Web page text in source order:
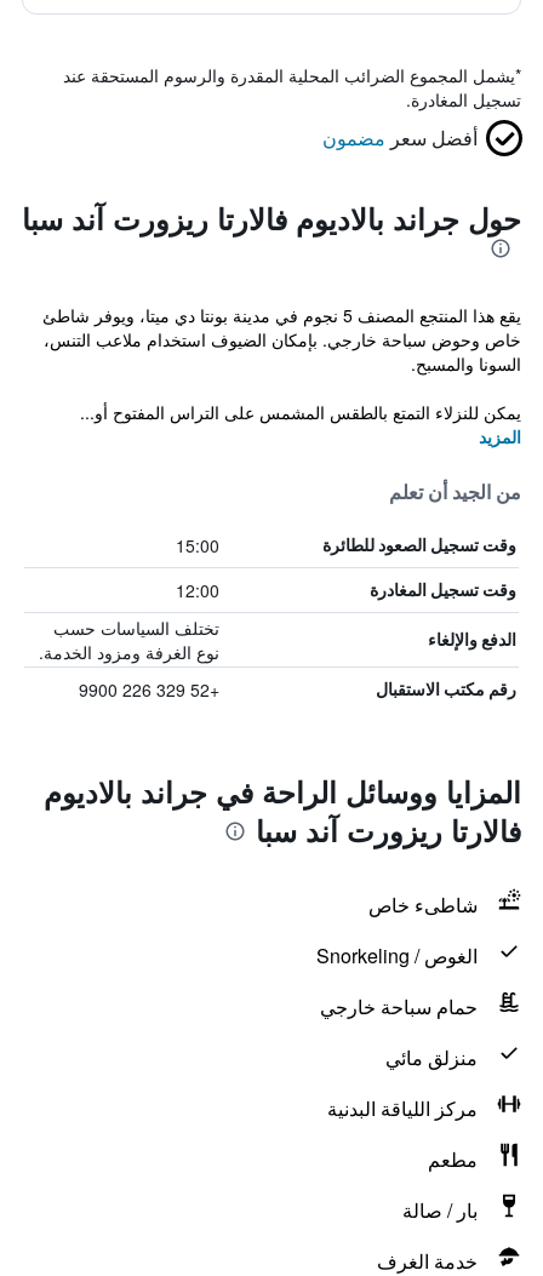
*يشمل المجموع الضرائب المحلية المقدرة والرسوم المستحقة عند
تسجيل المغادرة.
أفضل سعر مضمون
حول جراند بالاديوم فالارتا ريزورت آند سبا
يقع هذا المنتجع المصنف 5 نجوم في مدينة بونتا دي ميتا، ويوفر شاطئ
خاص وحوض سباحة خارجي. بإمكان الضيوف استخدام ملاعب التنس،
السونا والمسبح.
يمكن للنزلاء التمتع بالطقس المشمس على التراس المفتوح أو...
المزيد
من الجيد أن تعلم
وقت تسجيل الصعود للطائرة 15:00
وقت تسجيل المغادرة 12:00
الدفع والإلغاء
تختلف السياسات حسب
نوع الغرفة ومزود الخدمة.
رقم مكتب الاستقبال +52 329 226 9900
المزايا ووسائل الراحة في جراند بالاديوم
فالارتا ريزورت آند سبا
شاطىء خاص
الغوص / Snorkeling
حمام سباحة خارجي
منزلق مائي
مركز اللياقة البدنية
مطعم
بار / صالة
خدمة الغرف